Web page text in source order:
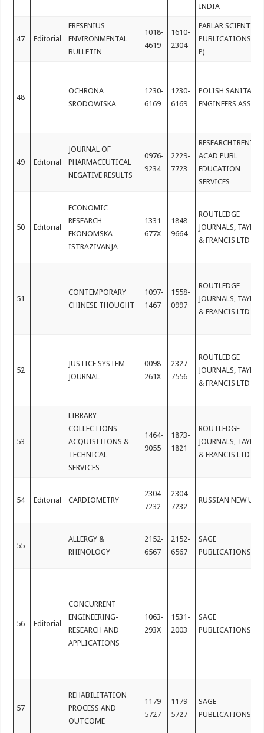
INDIA
47 Editorial
FRESENIUS
ENVIRONMENTAL
BULLETIN
1018-
4619
1610-
2304
PARLAR
PUBLICATIONS (P
P)
48
OCHRONA
SRODOWISKA
1230-
6169
1230-
6169
POLISH SANITARY
ENGINEERS ASSOC
49 Editorial
JOURNAL OF
PHARMACEUTICAL
NEGATIVE RESULTS
0976-
9234
2229-
7723
RESEARCHTRENTZ
ACAD PUBL
EDUCATION
SERVICES
50 Editorial
ECONOMIC
RESEARCH-
EKONOMSKA
ISTRAZIVANJA
1331-
677X
1848-
9664
ROUTLEDGE
JOURNALS, TAYLOR
& FRANCIS LTD
51
CONTEMPORARY
CHINESE THOUGHT
1097-
1467
1558-
0997
ROUTLEDGE
JOURNALS, TAYLOR
& FRANCIS LTD
52
JUSTICE SYSTEM
JOURNAL
0098-
261X
2327-
7556
ROUTLEDGE
JOURNALS, TAYLOR
& FRANCIS LTD
53
LIBRARY
COLLECTIONS
ACQUISITIONS &
TECHNICAL
SERVICES
1464-
9055
1873-
1821
ROUTLEDGE
JOURNALS, TAYLOR
& FRANCIS LTD
54 Editorial CARDIOMETRY
2304-
7232
2304-
7232
RUSSIAN NEW
55
ALLERGY &
RHINOLOGY
2152-
6567
2152-
6567
SAGE
PUBLICATIONS
56 Editorial
CONCURRENT
ENGINEERING-
RESEARCH AND
APPLICATIONS
1063-
293X
1531-
2003
SAGE
PUBLICATIONS
57
REHABILITATION
PROCESS AND
OUTCOME
1179-
5727
1179-
5727
SAGE
PUBLICATIONS